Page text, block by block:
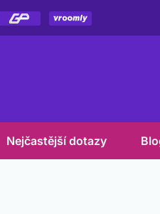
Nejčastější dotazy